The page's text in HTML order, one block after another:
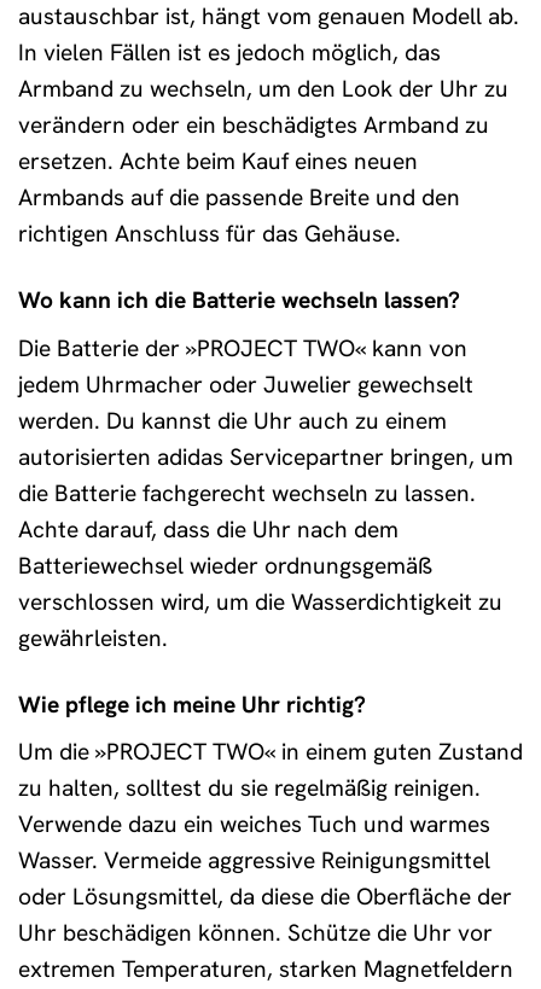
austauschbar ist, hängt vom genauen Modell ab.
In vielen Fällen ist es jedoch möglich, das
Armband zu wechseln, um den Look der Uhr zu
verändern oder ein beschädigtes Armband zu
ersetzen. Achte beim Kauf eines neuen
Armbands auf die passende Breite und den
richtigen Anschluss für das Gehäuse.
Wo kann ich die Batterie wechseln lassen?
Die Batterie der »PROJECT TWO« kann von
jedem Uhrmacher oder Juwelier gewechselt
werden. Du kannst die Uhr auch zu einem
autorisierten adidas Servicepartner bringen, um
die Batterie fachgerecht wechseln zu lassen.
Achte darauf, dass die Uhr nach dem
Batteriewechsel wieder ordnungsgemäß
verschlossen wird, um die Wasserdichtigkeit zu
gewährleisten.
Wie pflege ich meine Uhr richtig?
Um die »PROJECT TWO« in einem guten Zustand
zu halten, solltest du sie regelmäßig reinigen.
Verwende dazu ein weiches Tuch und warmes
Wasser. Vermeide aggressive Reinigungsmittel
oder Lösungsmittel, da diese die Oberfläche der
Uhr beschädigen können. Schütze die Uhr vor
extremen Temperaturen, starken Magnetfeldern